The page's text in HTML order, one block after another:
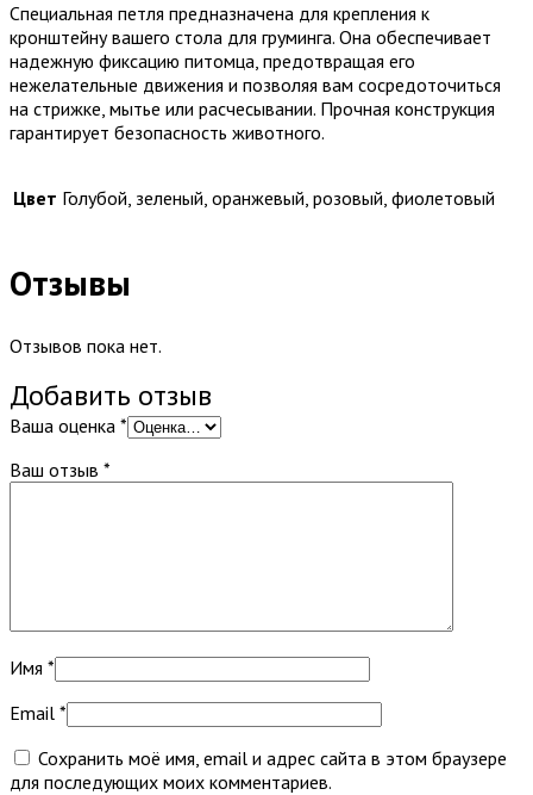
Специальная петля предназначена для крепления к
кронштейну вашего стола для груминга. Она обеспечивает
надежную фиксацию питомца, предотвращая его
нежелательные движения и позволяя вам сосредоточиться
на стрижке, мытье или расчесывании. Прочная конструкция
гарантирует безопасность животного.
Цвет Голубой, зеленый, оранжевый, розовый, фиолетовый
Отзывы
Отзывов пока нет.
Добавить отзыв
Ваша оценка *
Ваш отзыв *
Имя *
Email *
Сохранить моё имя, email и адрес сайта в этом браузере
для последующих моих комментариев.